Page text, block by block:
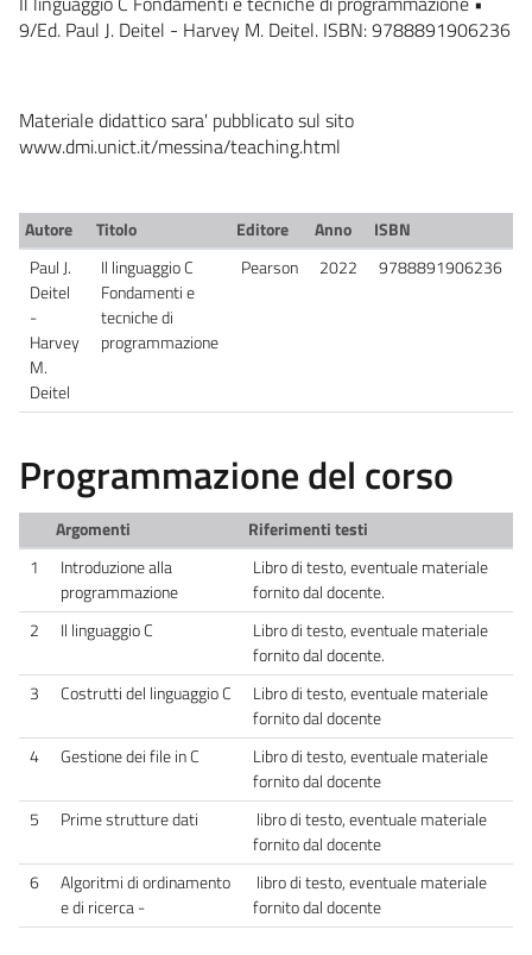
9/Ed. Paul J. Deitel - Harvey M. Deitel. ISBN: 9788891906236
Materiale didattico sara' pubblicato sul sito
www.dmi.unict.it/messina/teaching.html
Autore Titolo Editore Anno
ISBN
Paul J.
Deitel
-
Harvey
M.
Deitel
Il linguaggio C
Fondamenti e
tecniche di
programmazione
Pearson 2022 9788891906236
Programmazione del corso
Argomenti
Riferimenti testi
1
Introduzione alla
programmazione
Libro di testo, eventuale materiale
fornito dal docente.
2
Il linguaggio C
Libro di testo, eventuale materiale
fornito dal docente.
3
Costrutti del linguaggio C
Libro di testo, eventuale materiale
fornito dal docente
4
Gestione dei file in C
Libro di testo, eventuale materiale
fornito dal docente
5
Prime strutture dati
libro di testo, eventuale materiale
fornito dal docente
6
Algoritmi di ordinamento
e di ricerca -
libro di testo, eventuale materiale
fornito dal docente